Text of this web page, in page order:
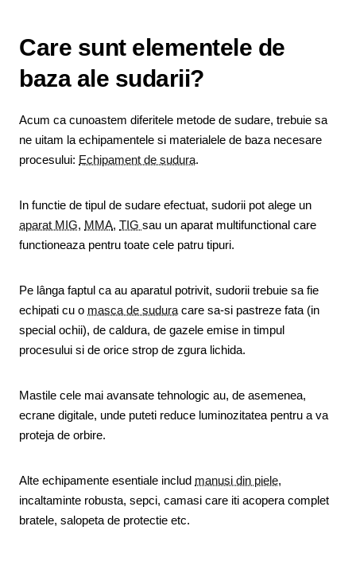
Care sunt elementele de
baza ale sudarii?
Acum ca cunoastem diferitele metode de sudare, trebuie sa
ne uitam la echipamentele si materialele de baza necesare
procesului: Echipament de sudura.
In functie de tipul de sudare efectuat, sudorii pot alege un
aparat MIG, MMA, TIG sau un aparat multifunctional care
functioneaza pentru toate cele patru tipuri.
Pe lânga faptul ca au aparatul potrivit, sudorii trebuie sa fie
echipati cu o masca de sudura care sa-si pastreze fata (in
special ochii), de caldura, de gazele emise in timpul
procesului si de orice strop de zgura lichida.
Mastile cele mai avansate tehnologic au, de asemenea,
ecrane digitale, unde puteti reduce luminozitatea pentru a va
proteja de orbire.
Alte echipamente esentiale includ manusi din piele,
incaltaminte robusta, sepci, camasi care iti acopera complet
bratele, salopeta de protectie etc.